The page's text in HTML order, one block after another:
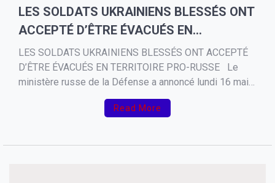
LES SOLDATS UKRAINIENS BLESSÉS ONT
ACCEPTÉ D’ÊTRE ÉVACUÉS EN
TERRITOIRE PRO-RUSSE
LES SOLDATS UKRAINIENS BLESSÉS ONT ACCEPTÉ
D’ÊTRE ÉVACUÉS EN TERRITOIRE PRO-RUSSE Le
ministère russe de la Défense a annoncé lundi 16 mai
qu’une trêve avait été instaurée à l’aciérie Azovstal,
dernier bastion de résistance ukrainienne dans la ville
Read More